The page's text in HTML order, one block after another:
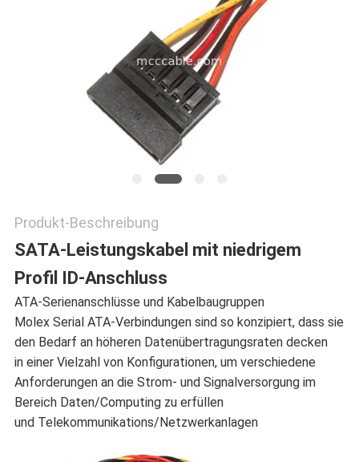
DATENSCHUTZRICHTLINIE
Produkt-Beschreibung
SATA-Leistungskabel mit niedrigem
Profil ID-Anschluss
ATA-Serienanschlüsse und Kabelbaugruppen
Molex Serial ATA-Verbindungen sind so konzipiert, dass sie
den Bedarf an höheren Datenübertragungsraten decken
in einer Vielzahl von Konfigurationen, um verschiedene
Anforderungen an die Strom- und Signalversorgung im
Bereich Daten/Computing zu erfüllen
und Telekommunikations­/Netzwerkanlagen